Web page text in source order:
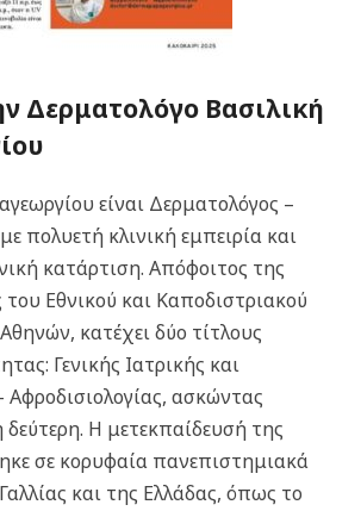
Δερματολόγο Βασιλική
είναι Δερματολόγος –
πολυετή κλινική εμπειρία και
κατάρτιση. Απόφοιτος της
του Εθνικού και Καποδιστριακού
κατέχει δύο τίτλους
Γενικής Ιατρικής και
Αφροδισιολογίας, ασκώντας
δεύτερη. Η μετεκπαίδευσή της
σε κορυφαία πανεπιστημιακά
και της Ελλάδας, όπως το